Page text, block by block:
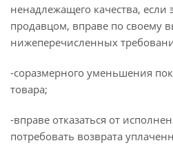
ненадлежащего качества,
продавцом, вправе по своему
нижеперечисленных
-соразмерного уменьшения
товара;
-вправе отказаться от
потребовать возврата